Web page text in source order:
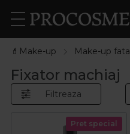
💄Make-up Make-up fata
Fixator machiaj
Filtreaza
Pret special